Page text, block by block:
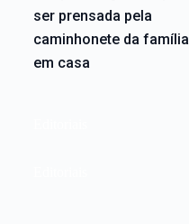
ser prensada pela
caminhonete da família
em casa